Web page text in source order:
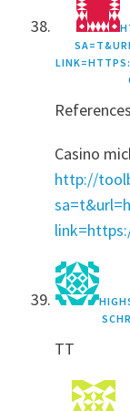
Casino
http://
TT